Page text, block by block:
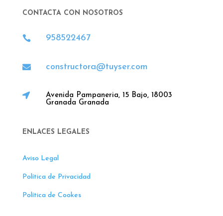
CONTACTA CON NOSOTROS
 958522467
 constructora@tuyser.com

Avenida Pampaneria, 15 Bajo, 18003
Granada Granada
ENLACES LEGALES
Aviso Legal
Política de Privacidad
Política de Cookes